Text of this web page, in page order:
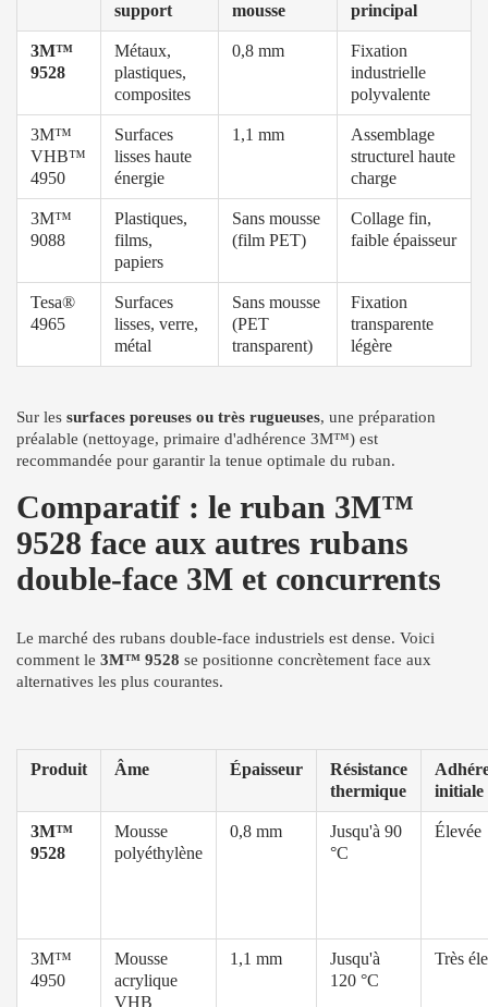
support
mousse
principal
3M™
9528
Métaux,
plastiques,
composites
0,8 mm
Fixation
industrielle
polyvalente
3M™
VHB™
4950
Surfaces
lisses haute
énergie
1,1 mm
Assemblage
structurel haute
charge
3M™
9088
Plastiques,
films,
papiers
Sans mousse
(film PET)
Collage fin,
faible épaisseur
Tesa®
4965
Surfaces
lisses, verre,
métal
Sans mousse
(PET
transparent)
Fixation
transparente
légère
Sur les surfaces poreuses ou très rugueuses, une préparation
préalable (nettoyage, primaire d'adhérence 3M™) est
recommandée pour garantir la tenue optimale du ruban.
Comparatif : le ruban 3M™
9528 face aux autres rubans
double-face 3M et concurrents
Le marché des rubans double-face industriels est dense. Voici
comment le 3M™ 9528 se positionne concrètement face aux
alternatives les plus courantes.
Produit Âme Épaisseur
Résistance
thermique
initiale
3M™
9528
Mousse
polyéthylène
0,8 mm
Jusqu'à 90
°C
Élevée
3M™
4950
Mousse
acrylique
VHB
1,1 mm
Jusqu'à
120 °C
Très